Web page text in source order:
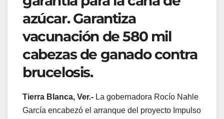
azúcar. Garantiza
vacunación de 580 mil
cabezas de ganado contra
brucelosis.
Tierra Blanca, Ver.- La gobernadora Rocío Nahle
García encabezó el arranque del proyecto Impulso